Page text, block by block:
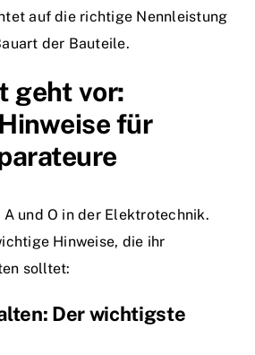
auf die richtige Nennleistung
der Bauteile.
geht vor:
für
und O in der Elektrotechnik.
Hinweise, die ihr
solltet:
Der wichtigste